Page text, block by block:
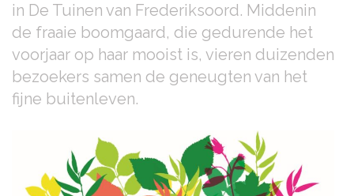
in De Tuinen van Frederiksoord. Middenin
de fraaie boomgaard, die gedurende het
voorjaar op haar mooist is, vieren duizenden
bezoekers samen de geneugten van het
fijne buitenleven.